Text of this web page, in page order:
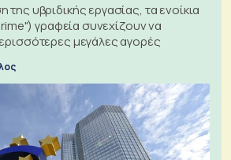
υβριδικής εργασίας, τα ενοίκια
γραφεία συνεχίζουν να
μεγάλες αγορές